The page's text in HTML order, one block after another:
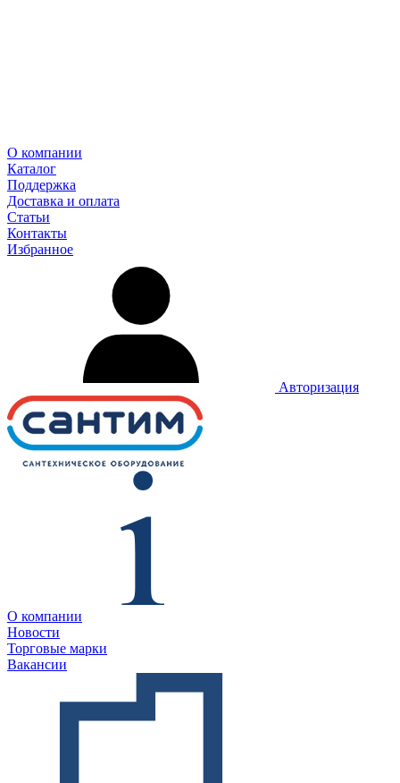
О компании
Каталог
Поддержка
Доставка и оплата
Статьи
Контакты
Избранное
Авторизация
О компании
Новости
Торговые марки
Вакансии